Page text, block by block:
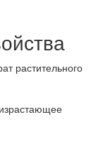
растительного